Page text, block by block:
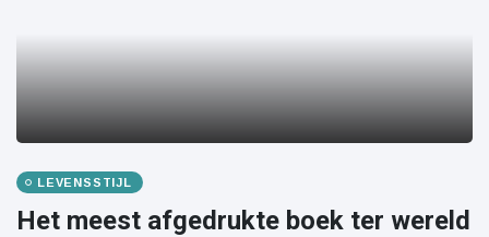
LEVENSSTIJL
Het meest afgedrukte boek ter wereld